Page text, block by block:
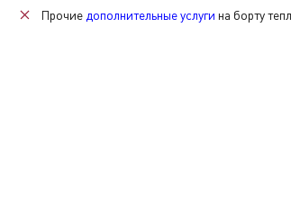
Прочие дополнительные услуги на борту